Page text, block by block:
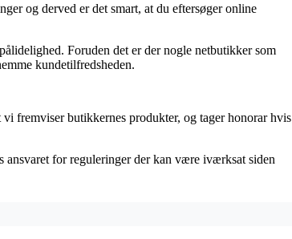
og derved er det smart, at du eftersøger online
Foruden det er der nogle netbutikker som
kundetilfredsheden.
fremviser butikkernes produkter, og tager honorar hvis
ansvaret for reguleringer der kan være iværksat siden